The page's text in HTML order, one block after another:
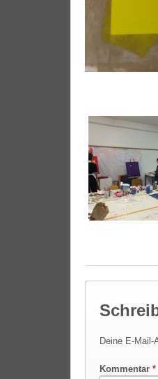
Deine E-
Kommentar *